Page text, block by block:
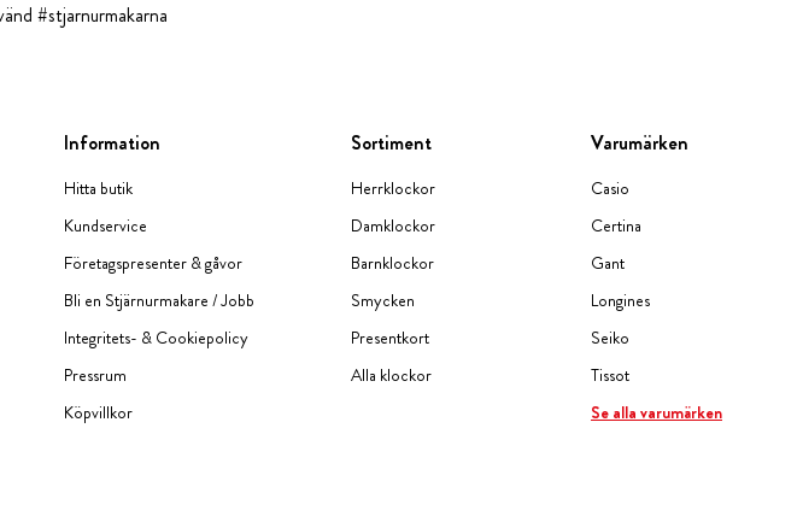
#stjarnurmakarna
Information
Hitta butik
Kundservice
Företagspresenter & gåvor
Bli en Stjärnurmakare / Jobb
Integritets- & Cookiepolicy
Pressrum
Köpvillkor
Sortiment
Herrklockor
Damklockor
Barnklockor
Smycken
Presentkort
Alla klockor
Varumärken
Casio
Certina
Gant
Longines
Seiko
Tissot
Se alla varumärken